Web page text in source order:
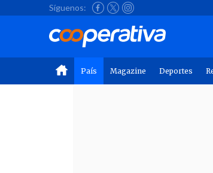
Síguenos:
País Magazine Deportes